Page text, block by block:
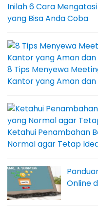
Inilah 6 Cara
yang Bisa Anda Coba
8 Tips Menyewa
Kantor yang Aman
Ketahui Penambahan
Normal agar Tetap
Online